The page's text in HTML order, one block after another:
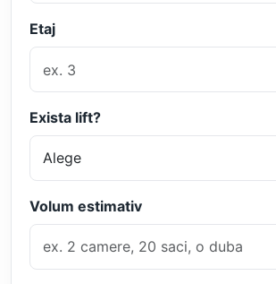
Etaj
Exista lift?
Volum estimativ